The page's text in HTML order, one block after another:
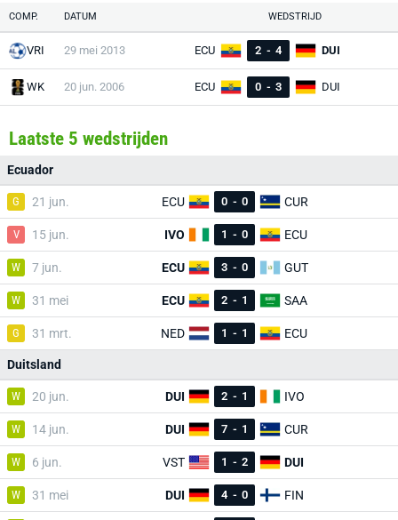
COMP. DATUM WEDSTRIJD
VRI 29 mei 2013 ECU 2 - 4 DUI
WK 20 jun. 2006 ECU 0 - 3 DUI
Laatste 5 wedstrijden
Ecuador
G 21 jun. ECU 0 - 0 CUR
V 15 jun. IVO 1 - 0 ECU
W 7 jun. ECU 3 - 0 GUT
W 31 mei ECU 2 - 1 SAA
G 31 mrt. NED 1 - 1 ECU
Duitsland
W 20 jun. DUI 2 - 1 IVO
W 14 jun. DUI 7 - 1 CUR
W 6 jun. VST 1 - 2 DUI
W 31 mei DUI 4 - 0 FIN